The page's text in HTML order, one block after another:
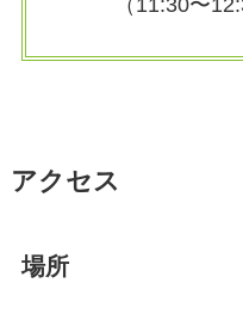
アクセス
場所